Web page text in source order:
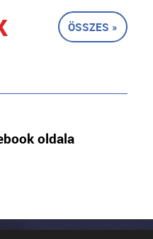
ÖSSZES »
oldala